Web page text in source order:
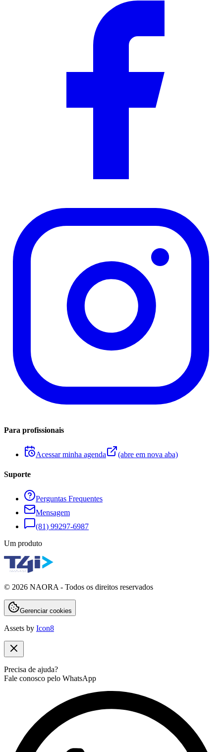
Para profissionais
Acessar minha agenda (abre em nova aba)
Suporte
Perguntas Frequentes
Mensagem
(81) 99297-6987
Um produto
© 2026 NAORA - Todos os direitos reservados
Gerenciar cookies
Assets by Icon8
Precisa de ajuda?
Fale conosco pelo WhatsApp